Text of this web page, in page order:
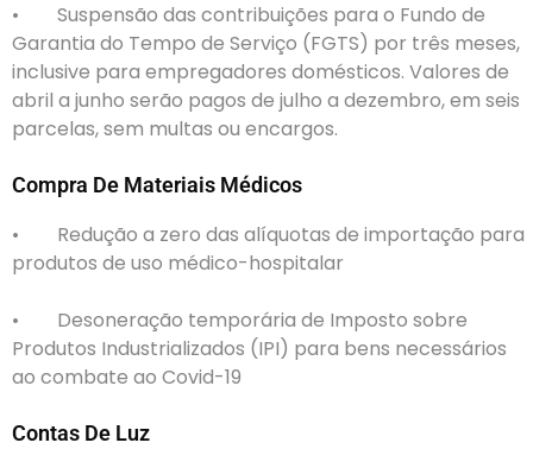
• Suspensão das contribuições para o Fundo de
Garantia do Tempo de Serviço (FGTS) por três meses,
inclusive para empregadores domésticos. Valores de
abril a junho serão pagos de julho a dezembro, em seis
parcelas, sem multas ou encargos.
Compra De Materiais Médicos
• Redução a zero das alíquotas de importação para
produtos de uso médico-hospitalar
• Desoneração temporária de Imposto sobre
Produtos Industrializados (IPI) para bens necessários
ao combate ao Covid-19
Contas De Luz